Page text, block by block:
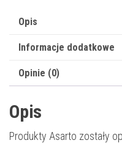
3500
magenta
Opis
Informacje dodatkowe
Opinie (0)
Opis
Produkty Asarto zostały